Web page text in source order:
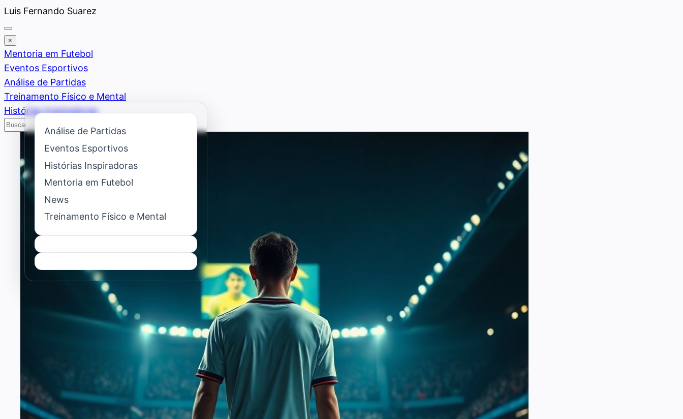
Saltar
al
contenido
Luis Fernando Suarez
×
Mentoria em Futebol
Eventos Esportivos
Análise de Partidas
Treinamento Físico e Mental
Histórias Inspiradoras
Buscar
Análise de Partidas
Eventos Esportivos
Histórias Inspiradoras
Mentoria em Futebol
News
Treinamento Físico e Mental